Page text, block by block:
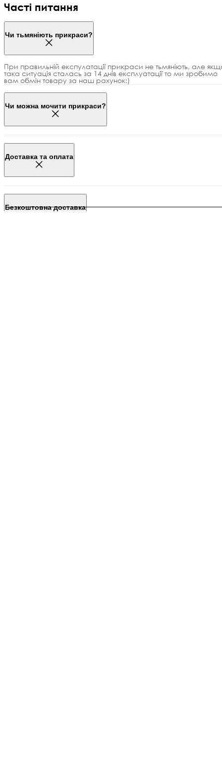
Часті питання
Чи тьмяніють прикраси?
При правильній експулатації прикраси не тьмяніють, але
така ситуація сталась за 14 днів експлуатації то ми зробимо
вам обмін товару за наш рахунок:)
Чи можна мочити прикраси?
Доставка та оплата
Безкоштовна доставка